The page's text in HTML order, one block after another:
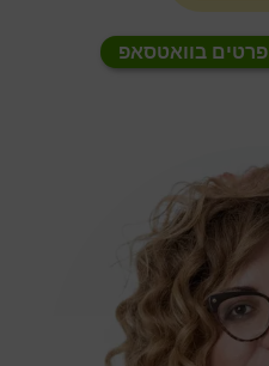
בוואטסאפ